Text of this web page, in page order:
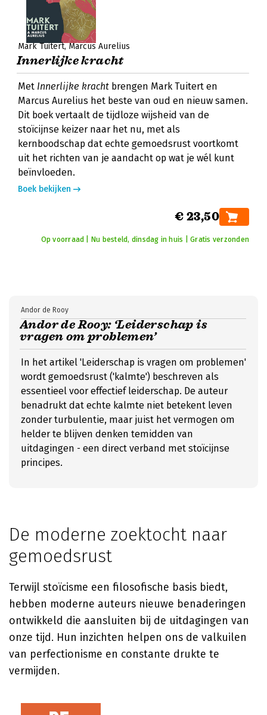
Mark Tuitert Marcus Aurelius
Innerlijke kracht
Met Innerlijke kracht brengen Mark Tuitert en
Marcus Aurelius het beste van oud en nieuw samen.
Dit boek vertaalt de tijdloze wijsheid van de
stoïcijnse keizer naar het nu, met als
kernboodschap dat echte gemoedsrust voortkomt
uit het richten van je aandacht op wat je wél kunt
beïnvloeden.
Boek bekijken
€ 23,50
Op voorraad | Nu besteld, dinsdag in huis | Gratis verzonden
Andor de Rooy: ‘Leiderschap is
vragen om problemen’
Andor de Rooy
In het artikel 'Leiderschap is vragen om problemen'
wordt gemoedsrust ('kalmte') beschreven als
essentieel voor effectief leiderschap. De auteur
benadrukt dat echte kalmte niet betekent leven
zonder turbulentie, maar juist het vermogen om
helder te blijven denken temidden van
uitdagingen - een direct verband met stoïcijnse
principes.
De moderne zoektocht naar
gemoedsrust
Terwijl stoïcisme een filosofische basis biedt,
hebben moderne auteurs nieuwe benaderingen
ontwikkeld die aansluiten bij de uitdagingen van
onze tijd. Hun inzichten helpen ons de valkuilen
van perfectionisme en constante drukte te
vermijden.